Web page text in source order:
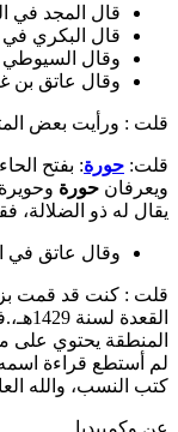
قال المجد في القاموس (ص375) : الحزرة : شجرة حامضة،
قال البكري في المعجم (2/77) : بفتح أوله، وإسكان ثانيه، بالراء
وقال السيوطي في الخلاصة (2/593) : بالفتح وسكون الزاي : من اودية الأشعر، يفرغ في القفارة،
وقال عاتق بن غيث في المعجم (2/ 291) : واد ٍلقبيلة الحجلة من بني
قلت : ورأيت بعض
قلت: حورة: بفتح
ويعرفان حورة
يقال له ذو الضلالة،
وقال عاتق في المعجم (3/77) : وادٍ يسيل من الفقرة شمالاً فيدفع في الجفر، يشاركه في ذلك
قلت : كنت قد قمت
المنطقة يحتوي على
لم أستطع قراءة
كتب النسب، والله
عن وكمبيديا